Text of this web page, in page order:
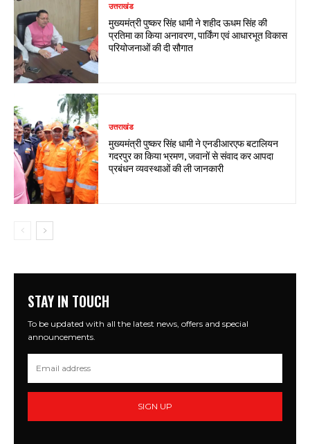
उत्तराखंड
मुख्यमंत्री पुष्कर सिंह धामी ने शहीद ऊधम सिंह की
प्रतिमा का किया अनावरण, पार्किंग एवं आधारभूत विकास
परियोजनाओं की दी सौगात
उत्तराखंड
मुख्यमंत्री पुष्कर सिंह धामी ने एनडीआरएफ बटालियन
गदरपुर का किया भ्रमण, जवानों से संवाद कर आपदा
प्रबंधन व्यवस्थाओं की ली जानकारी
STAY IN TOUCH
To be updated with all the latest news, offers and special
announcements.
SIGN UP